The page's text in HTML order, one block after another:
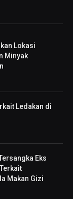
Lokasi
Minyak
Ledakan di
Eks
Makan Gizi